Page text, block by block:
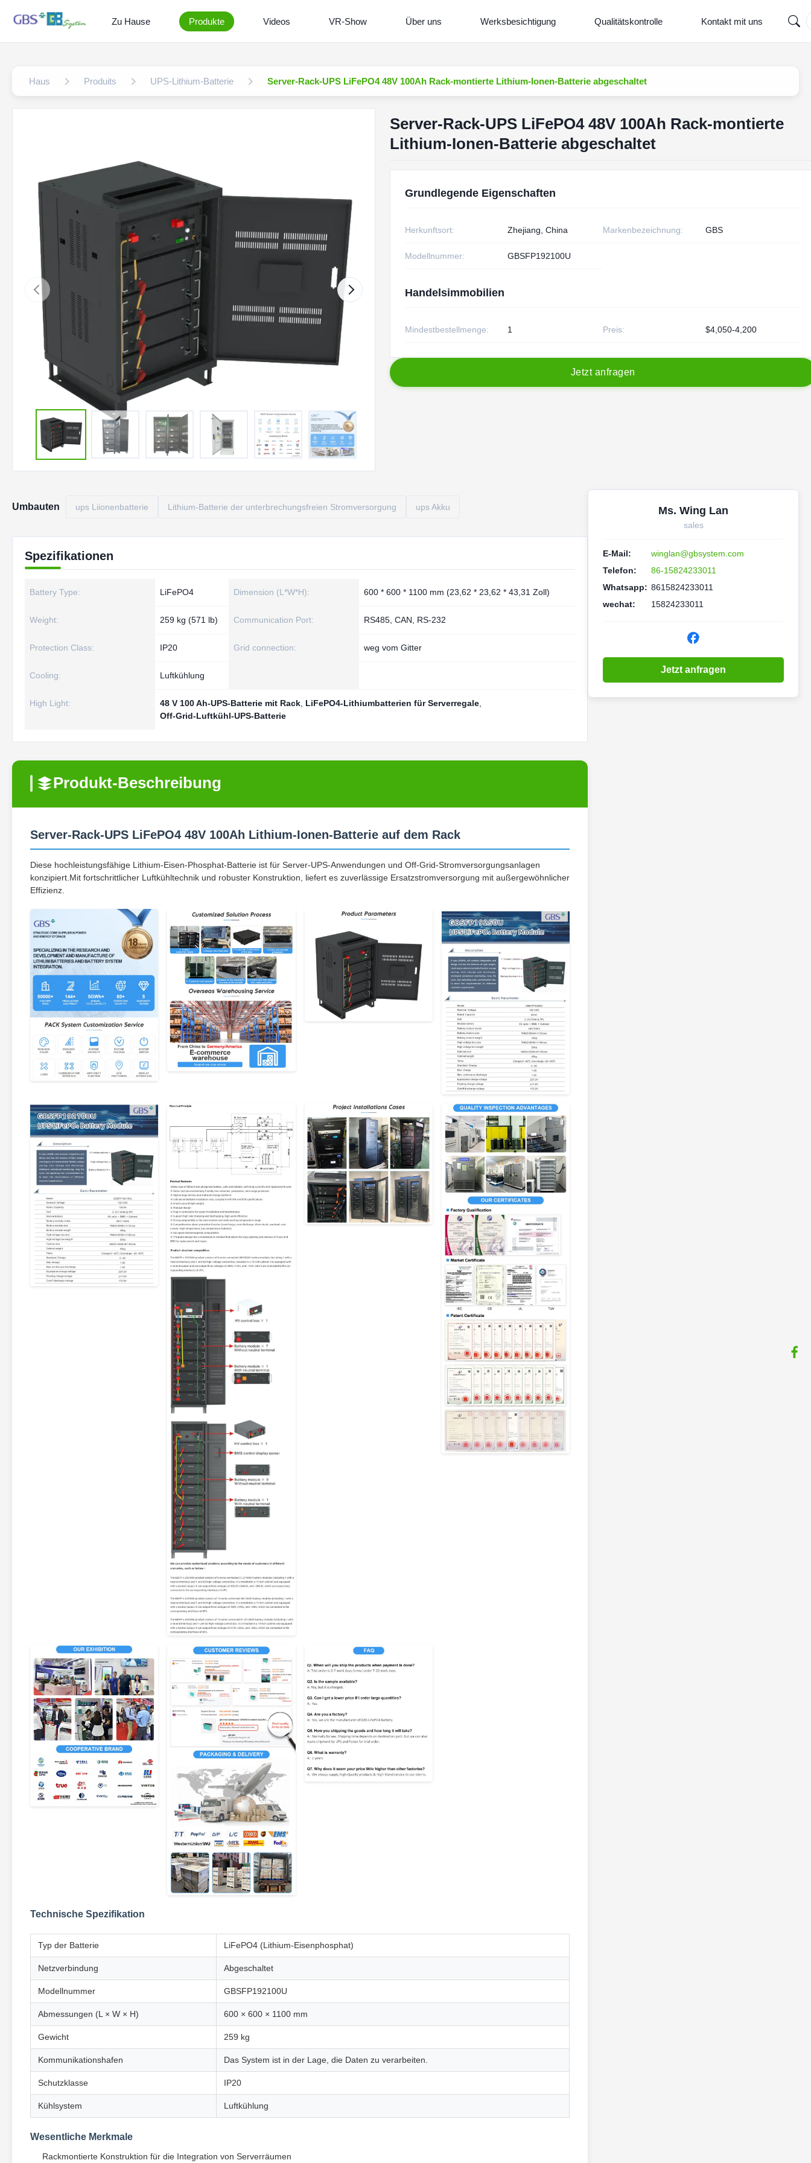
Zu Hause Produkte Videos VR-Show Über uns Werksbesichtigung Qualitätskontrolle Kontakt mit uns
Haus Produits UPS-Lithium-Batterie Server-Rack-UPS LiFePO4 48V 100Ah Rack-montierte Lithium-Ionen-Batterie abgeschaltet
Server-Rack-UPS LiFePO4 48V 100Ah Rack-montierte
Lithium-Ionen-Batterie abgeschaltet
Grundlegende Eigenschaften
Herkunftsort: Zhejiang, China Markenbezeichnung: GBS
Modellnummer: GBSFP192100U
Handelsimmobilien
Mindestbestellmenge: 1 Preis: $4,050-4,200
Jetzt anfragen
Umbauten ups Liionenbatterie Lithium-Batterie der unterbrechungsfreien Stromversorgung ups Akku
Spezifikationen
Battery Type: LiFePO4 Dimension (L*W*H): 600 * 600 * 1100 mm (23,62 * 23,62 * 43,31 Zoll)
Weight: 259 kg (571 lb) Communication Port: RS485, CAN, RS-232
Protection Class: IP20 Grid connection: weg vom Gitter
Cooling: Luftkühlung
High Light: 48 V 100 Ah-UPS-Batterie mit Rack LiFePO4-Lithiumbatterien für Serverregale
Off-Grid-Luftkühl-UPS-Batterie
Produkt-Beschreibung
Server-Rack-UPS LiFePO4 48V 100Ah Lithium-Ionen-Batterie auf dem Rack
Diese hochleistungsfähige Lithium-Eisen-Phosphat-Batterie ist für Server-UPS-Anwendungen und Off-Grid-Stromversorgungsanlagen
konzipiert.Mit fortschrittlicher Luftkühltechnik und robuster Konstruktion, liefert es zuverlässige Ersatzstromversorgung mit außergewöhnlicher
Effizienz.
Technische Spezifikation
Typ der Batterie LiFePO4 (Lithium-Eisenphosphat)
Netzverbindung Abgeschaltet
Modellnummer GBSFP192100U
Abmessungen (L × W × H) 600 × 600 × 1100 mm
Gewicht 259 kg
Kommunikationshafen Das System ist in der Lage, die Daten zu verarbeiten.
Schutzklasse IP20
Kühlsystem Luftkühlung
Wesentliche Merkmale
Rackmontierte Konstruktion für die Integration von Serverräumen
Ms. Wing Lan
sales
E-Mail:
winglan@gbsystem.com
Telefon:
86-15824233011
Whatsapp: 8615824233011
wechat:
15824233011
Jetzt anfragen